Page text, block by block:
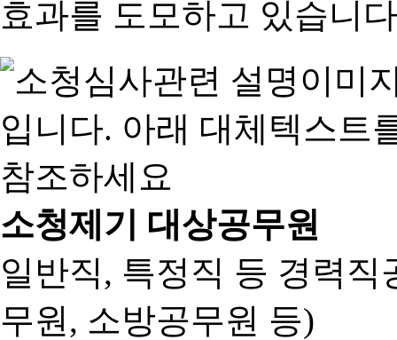
효과를 도모하고 있습니
소청제기 대상공무원
일반직, 특정직 등 경력
무원, 소방공무원 등)